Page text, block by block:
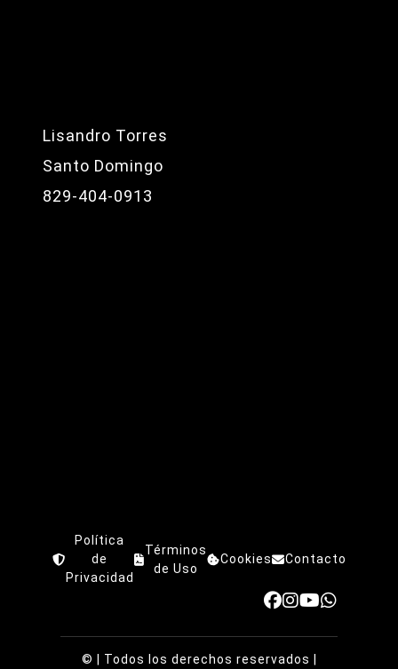
Lisandro Torres
Santo Domingo
829-404-0913
Política
de
Privacidad
Términos
de Uso
Cookies Contacto
© | Todos los derechos reservados |